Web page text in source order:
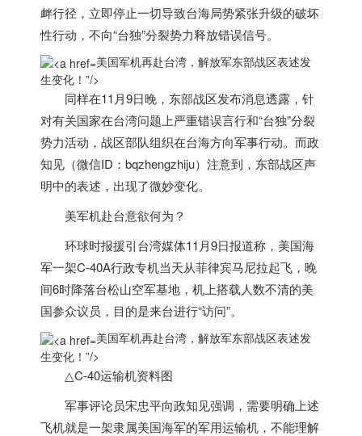
衅行径，立即停止一切导致台海局势紧张升级的破坏
性行动，不向“台独”分裂势力释放错误信号。
美国军机再赴台湾，解放军东部战区表述发
生变化！”/>
同样在11月9日晚，东部战区发布消息透露，针
对有关国家在台湾问题上严重错误言行和“台独”分裂
势力活动，战区部队组织在台海方向军事行动。而政
知见（微信ID：bqzhengzhiju）注意到，东部战区声
明中的表述，出现了微妙变化。
美军机赴台意欲何为？
环球时报援引台湾媒体11月9日报道称， 美国海
军一架C-40A行政专机当天从菲律宾马尼拉起飞，晚
间6时降落台松山空军基地，机上搭载人数不清的美
国参众议员，目的是来台进行“访问”。
美国军机再赴台湾，解放军东部战区表述发
生变化！”/>
△C-40运输机资料图
军事评论员宋忠平向政知见强调，需要明确上述
飞机就是一架隶属美国海军的军用运输机，不能理解